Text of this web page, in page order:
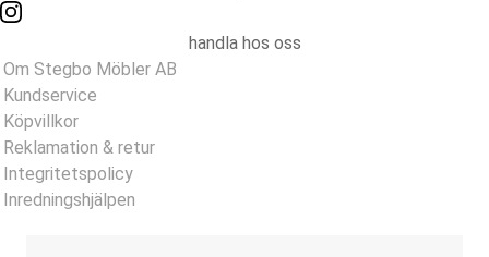
handla hos oss
Om Stegbo Möbler AB
Kundservice
Köpvillkor
Reklamation & retur
Integritetspolicy
Inredningshjälpen